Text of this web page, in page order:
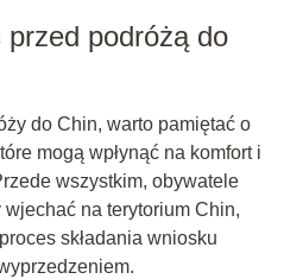
podróżą do
do Chin, warto pamiętać o
mogą wpłynąć na komfort i
wszystkim, obywatele
na terytorium Chin,
składania wniosku